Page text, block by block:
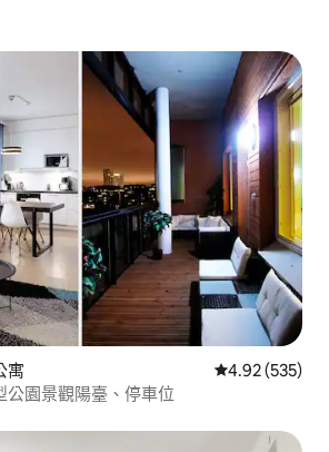
寓 從 535 則評價
4.92 (535)
公園景觀陽臺、停車位